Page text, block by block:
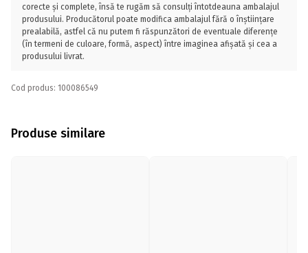
corecte și complete, însă te rugăm să consulți întotdeauna ambalajul
produsului. Producătorul poate modifica ambalajul fără o înștiințare
prealabilă, astfel că nu putem fi răspunzători de eventuale diferențe
(în termeni de culoare, formă, aspect) între imaginea afișată și cea a
produsului livrat.
Cod produs: 100086549
Produse similare